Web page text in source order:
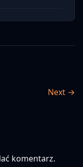
Next →
komentarz.